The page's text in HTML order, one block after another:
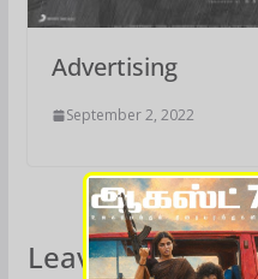
Advertising
September 2, 2022
Leave a Reply